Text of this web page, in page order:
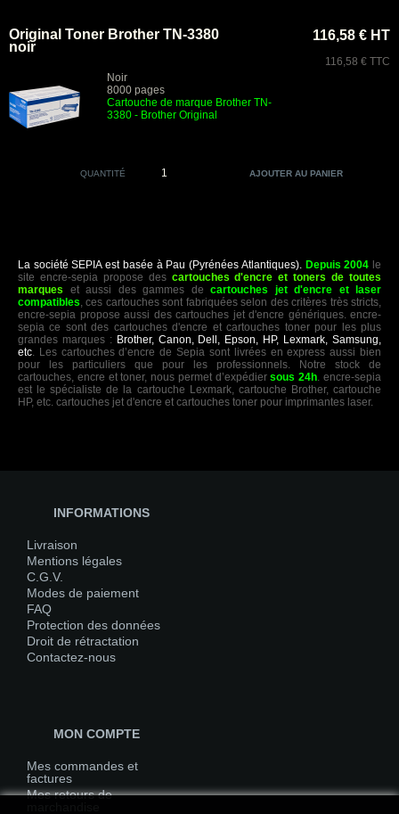
Original Toner Brother TN-3380
noir
Noir
8000 pages
Cartouche de marque Brother TN-
3380 - Brother Original
116,58 € HT
116,58 € TTC
QUANTITÉ
La société SEPIA est basée à Pau (Pyrénées Atlantiques). Depuis 2004 le
site encre-sepia propose des cartouches d'encre et toners de toutes
marques et aussi des gammes de cartouches jet d'encre et laser
compatibles, ces cartouches sont fabriquées selon des critères très stricts,
encre-sepia propose aussi des cartouches jet d'encre génériques. encre-
sepia ce sont des cartouches d'encre et cartouches toner pour les plus
grandes marques : Brother, Canon, Dell, Epson, HP, Lexmark, Samsung,
etc. Les cartouches d’encre de Sepia sont livrées en express aussi bien
pour les particuliers que pour les professionnels. Notre stock de
cartouches, encre et toner, nous permet d’expédiersous 24h. encre-sepia
est le spécialiste de la cartouche Lexmark, cartouche Brother, cartouche
HP, etc. cartouches jet d'encre et cartouches toner pour imprimantes laser.
INFORMATIONS
Livraison
Mentions légales
C.G.V.
Modes de paiement
FAQ
Protection des données
Droit de rétractation
Contactez-nous
MON COMPTE
Mes commandes et
factures
Mes retours de